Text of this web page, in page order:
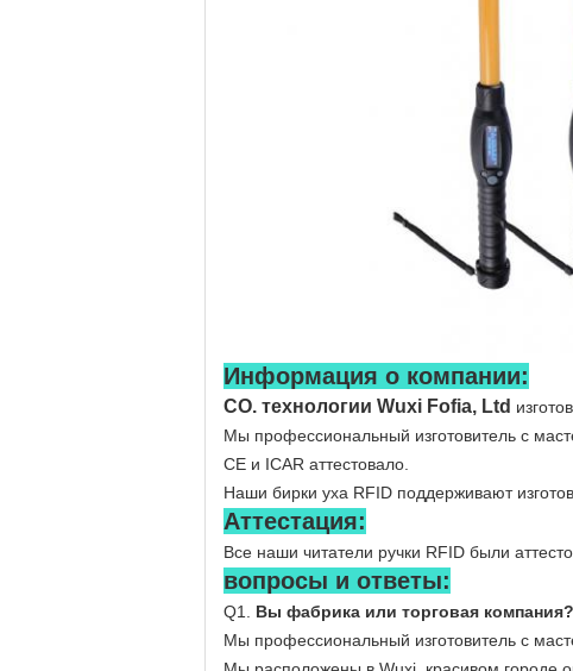
Информация о компании:
CO. технологии Wuxi Fofia, Ltd
Мы профессиональный изготовитель с
CE и ICAR аттестовало.
Наши бирки уха RFID поддерживают
Аттестация:
Все наши читатели ручки RFID были
вопросы и ответы:
Q1. Вы фабрика или торговая компания?
Мы профессиональный изготовитель с